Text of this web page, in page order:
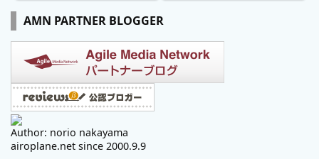
AMN PARTNER BLOGGER
Author: norio nakayama
airoplane.net since 2000.9.9